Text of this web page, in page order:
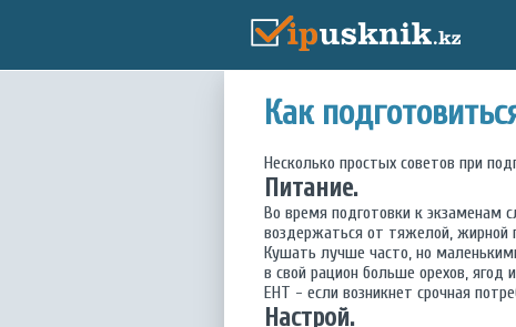
Как
Несколько простых советов при
Питание.
Во время подготовки к экзаменам
воздержаться от тяжелой, жирной
Кушать лучше часто, но
в свой рацион больше орехов, ягод
ЕНТ - если возникнет срочная
Настрой.